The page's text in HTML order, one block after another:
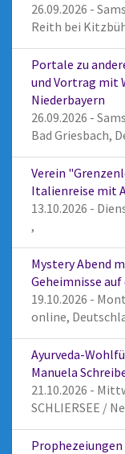
26.09.2026 -
Reith bei
Portale zu
und Vortrag mit
Niederbayern
26.09.2026 -
Bad Griesbach,
Verein
Italienreise mit
13.10.2026 -
,
Mystery Abend
Geheimnisse
19.10.2026 -
online,
Ayurveda-
Manuela
21.10.2026 -
SCHLIERSEE /